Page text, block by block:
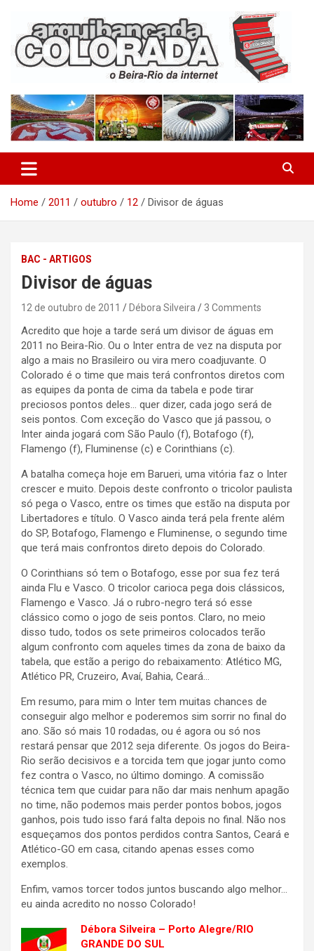
content
Arquibancada Colorada
Home 2011 outubro 12 Divisor de águas
BAC - ARTIGOS
Divisor de águas
12 de outubro de 2011 Débora Silveira 3 Comments
Acredito que hoje a tarde será um divisor de águas em
2011 no Beira-Rio. Ou o Inter entra de vez na disputa por
algo a mais no Brasileiro ou vira mero coadjuvante. O
Colorado é o time que mais terá confrontos diretos com
as equipes da ponta de cima da tabela e pode tirar
preciosos pontos deles… quer dizer, cada jogo será de
seis pontos. Com exceção do Vasco que já passou, o
Inter ainda jogará com São Paulo (f), Botafogo (f),
Flamengo (f), Fluminense (c) e Corinthians (c).
A batalha começa hoje em Barueri, uma vitória faz o Inter
crescer e muito. Depois deste confronto o tricolor paulista
só pega o Vasco, entre os times que estão na disputa por
Libertadores e título. O Vasco ainda terá pela frente além
do SP, Botafogo, Flamengo e Fluminense, o segundo time
que terá mais confrontos direto depois do Colorado.
O Corinthians só tem o Botafogo, esse por sua fez terá
ainda Flu e Vasco. O tricolor carioca pega dois clássicos,
Flamengo e Vasco. Já o rubro-negro terá só esse
clássico como o jogo de seis pontos. Claro, no meio
disso tudo, todos os sete primeiros colocados terão
algum confronto com aqueles times da zona de baixo da
tabela, que estão a perigo do rebaixamento: Atlético MG,
Atlético PR, Cruzeiro, Avaí, Bahia, Ceará…
Em resumo, para mim o Inter tem muitas chances de
conseguir algo melhor e poderemos sim sorrir no final do
ano. São só mais 10 rodadas, ou é agora ou só nos
restará pensar que 2012 seja diferente. Os jogos do Beira-
Rio serão decisivos e a torcida tem que jogar junto como
fez contra o Vasco, no último domingo. A comissão
técnica tem que cuidar para não dar mais nenhum apagão
no time, não podemos mais perder pontos bobos, jogos
ganhos, pois tudo isso fará falta depois no final. Não nos
esqueçamos dos pontos perdidos contra Santos, Ceará e
Atlético-GO em casa, citando apenas esses como
exemplos.
Enfim, vamos torcer todos juntos buscando algo melhor…
eu ainda acredito no nosso Colorado!
Débora Silveira – Porto Alegre/RIO
GRANDE DO SUL